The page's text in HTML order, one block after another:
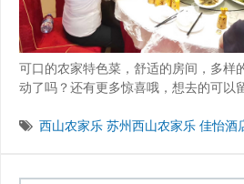
可口的农家特色菜，舒适的房间，多样
动了吗？还有更多惊喜哦，想去的可以
西山农家乐 苏州西山农家乐 佳怡酒